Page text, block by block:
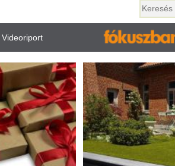
Mennyibe kerül a műfű?
Kényelmes megoldás a modern
kertek számára